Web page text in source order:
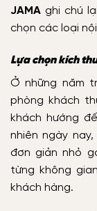
JAMA ghi chú
chọn các loại
Lựa chọn kích
Ở những năm
phòng khách
khách hướng
nhiên ngày
đơn giản nhỏ
từng không
khách hàng.